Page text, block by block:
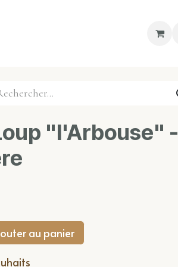
Cours
"l'Arbouse" -
au panier